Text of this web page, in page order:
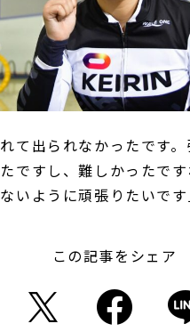
れて出られなかったです
ですし、難しかったで
いように頑張りたいです
この記事をシェア